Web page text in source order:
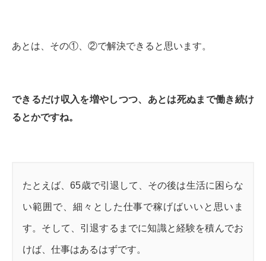
あとは、その①、②で解決できると思います。
できるだけ収入を増やしつつ、あとは死ぬまで働き続け
るとかですね。
たとえば、65歳で引退して、その後は生活に困らな
い範囲で、細々とした仕事で稼げばいいと思いま
す。そして、引退するまでに知識と経験を積んでお
けば、仕事はあるはずです。